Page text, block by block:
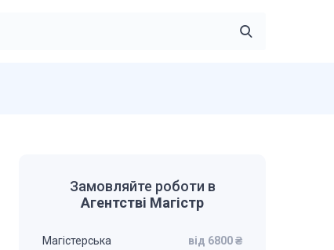
Замовляйте роботи в
Агентстві Магістр
Магістерська від 6800 ₴